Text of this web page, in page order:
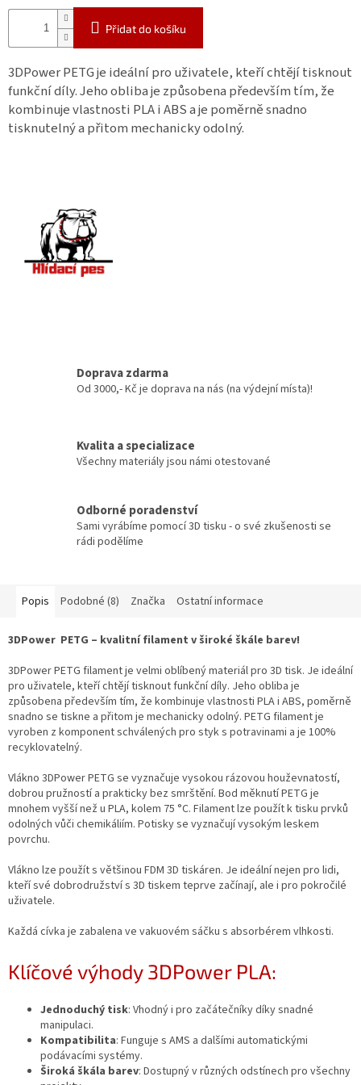
Přidat do košíku
3DPower PETG je ideální pro uživatele, kteří chtějí tisknout
funkční díly. Jeho obliba je způsobena především tím, že
kombinuje vlastnosti PLA i ABS a je poměrně snadno
tisknutelný a přitom mechanicky odolný.
Doprava zdarma
Od 3000,- Kč je doprava na nás (na výdejní místa)!
Kvalita a specializace
Všechny materiály jsou námi otestované
Odborné poradenství
Sami vyrábíme pomocí 3D tisku - o své zkušenosti se
rádi podělíme
Popis Podobné (8) Značka Ostatní informace
3DPower PETG – kvalitní filament v široké škále barev!
3DPower PETG filament je velmi oblíbený materiál pro 3D tisk. Je ideální
pro uživatele, kteří chtějí tisknout funkční díly. Jeho obliba je
způsobena především tím, že kombinuje vlastnosti PLA i ABS, poměrně
snadno se tiskne a přitom je mechanicky odolný. PETG filament je
vyroben z komponent schválených pro styk s potravinami a je 100%
recyklovatelný.
Vlákno 3DPower PETG se vyznačuje vysokou rázovou houževnatostí,
dobrou pružností a prakticky bez smrštění. Bod měknutí PETG je
mnohem vyšší než u PLA, kolem 75 °C. Filament lze použít k tisku prvků
odolných vůči chemikáliím. Potisky se vyznačují vysokým leskem
povrchu.
Vlákno lze použít s většinou FDM 3D tiskáren. Je ideální nejen pro lidi,
kteří své dobrodružství s 3D tiskem teprve začínají, ale i pro pokročilé
uživatele.
Každá cívka je zabalena ve vakuovém sáčku s absorbérem vlhkosti.
Klíčové výhody 3DPower PLA:
Jednoduchý tisk: Vhodný i pro začátečníky díky snadné
manipulaci.
Kompatibilita: Funguje s AMS a dalšími automatickými
podávacími systémy.
Široká škála barev: Dostupný v různých odstínech pro všechny